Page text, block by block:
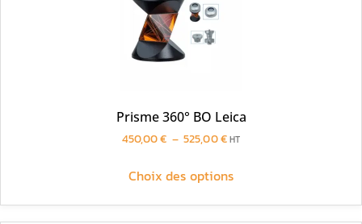
Prisme 360° BO Leica
450,00€ – 525,00€HT
Choix des options